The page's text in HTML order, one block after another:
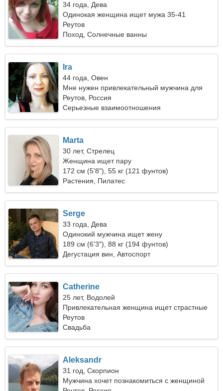
34 года, Дева
Одинокая женщина ищет мужа 35-41
Реутов
Поход, Солнечные ванны
Ira
44 года, Овен
Мне нужен привлекательный мужчина для
пеших прогулок
Реутов, Россия
Серьезные взаимоотношения
Marta
30 лет, Стрелец
Женщина ищет пару
172 см (5'8"), 55 кг (121 фунтов)
Растения, Пилатес
Serge
33 года, Дева
Одинокий мужчина ищет жену
189 см (6'3"), 88 кг (194 фунтов)
Дегустация вин, Автоспорт
Catherine
25 лет, Водолей
Привлекательная женщина ищет страстные
отношения
Реутов
Свадьба
Aleksandr
31 год, Скорпион
Мужчина хочет познакомиться с женщиной